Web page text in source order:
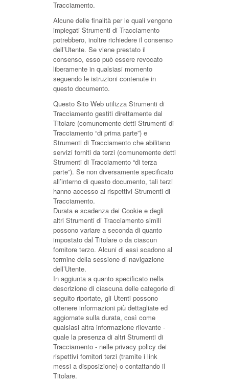
Tracciamento.
Alcune delle finalità per le quali vengono
impiegati Strumenti di Tracciamento
potrebbero, inoltre richiedere il consenso
dell’Utente. Se viene prestato il
consenso, esso può essere revocato
liberamente in qualsiasi momento
seguendo le istruzioni contenute in
questo documento.
Questo Sito Web utilizza Strumenti di
Tracciamento gestiti direttamente dal
Titolare (comunemente detti Strumenti di
Tracciamento “di prima parte”) e
Strumenti di Tracciamento che abilitano
servizi forniti da terzi (comunemente detti
Strumenti di Tracciamento “di terza
parte”). Se non diversamente specificato
all’interno di questo documento, tali terzi
hanno accesso ai rispettivi Strumenti di
Tracciamento.
Durata e scadenza dei Cookie e degli
altri Strumenti di Tracciamento simili
possono variare a seconda di quanto
impostato dal Titolare o da ciascun
fornitore terzo. Alcuni di essi scadono al
termine della sessione di navigazione
dell’Utente.
In aggiunta a quanto specificato nella
descrizione di ciascuna delle categorie di
seguito riportate, gli Utenti possono
ottenere informazioni più dettagliate ed
aggiornate sulla durata, così come
qualsiasi altra informazione rilevante -
quale la presenza di altri Strumenti di
Tracciamento - nelle privacy policy dei
rispettivi fornitori terzi (tramite i link
messi a disposizione) o contattando il
Titolare.